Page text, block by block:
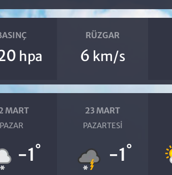
hpa
RÜZGAR
6 km/s
MART
PAZAR
-1°
23 MART
PAZARTESI
-1°